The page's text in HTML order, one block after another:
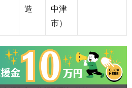
造
中津
市）